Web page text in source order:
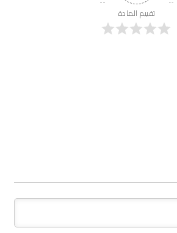
تقييم المادة